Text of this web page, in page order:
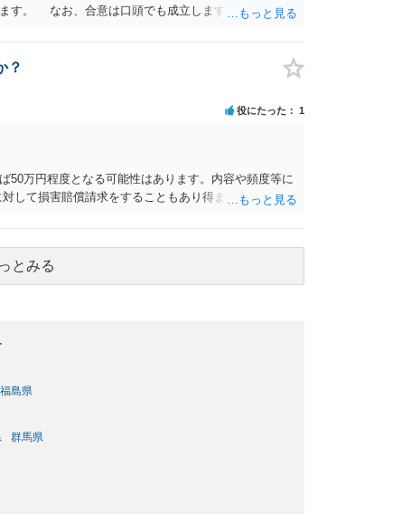
す。 なお、合意は口頭でも成立しますが、裁判等で
もかかわらず支払われていない場合は、契約違反とな
労働については、休日・時間外労働があったことを示
タやLINEでのやり取り等を確認する必要があるかと存
のであればきっぱりと断ればよく、解雇については不
が考えられます。 回答としては以上になりますが、ま
にご相談するか、労働基準監督署に相談する等の対
？
役にたった 1
50万円程度となる可能性はあります。内容や頻度等に
して損害賠償請求をすることもあり得ます。
とみる
福島県
群馬県